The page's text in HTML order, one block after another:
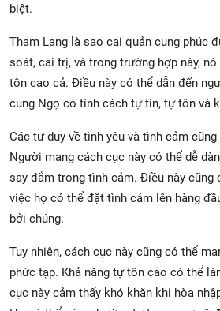
biệt.
Tham Lang là sao cai quản cung phúc
soát, cai trị, và trong trường hợp này,
tôn cao cả. Điều này có thể dẫn đến
cung Ngọ có tính cách tự tin, tự tôn và
Các tư duy về tình yêu và tình cảm
Người mang cách cục này có thể dễ
say đắm trong tình cảm. Điều này cũng
việc họ có thể đặt tình cảm lên hàng
bởi chúng.
Tuy nhiên, cách cục này cũng có thể
phức tạp. Khả năng tự tôn cao có thể
cục này cảm thấy khó khăn khi hòa